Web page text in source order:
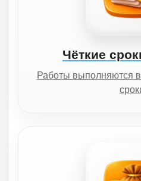
Чёткие
Работы выполняются